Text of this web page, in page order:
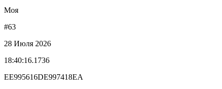
Моя
#63
28 Июля 2026
18:40:16.1736
EE995616DE997418EA